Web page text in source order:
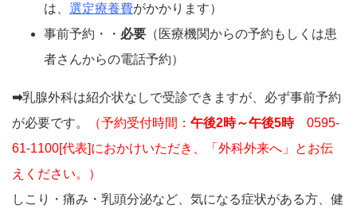
は、 選定療養費がかかります）
事前予約・・ 必要 （医療機関からの予約もしくは患
者さんからの電話予約）
➡乳腺外科は紹介状なしで受診できますが、必ず事前予約
が必要です。
（予約受付時間： 午後2時～午後5時0595-
61-1100[代表]におかけいただき、「外科外来へ」とお伝
えください。）
しこり・痛み・乳頭分泌など、気になる症状がある方、健